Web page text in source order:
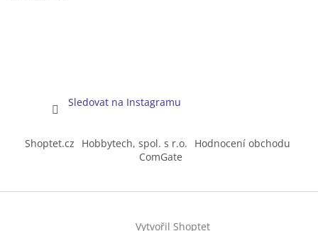
Sledovat na Instagramu
Shoptet.cz Hobbytech, spol. s r.o.
Hodnocení obchodu
ComGate
Vytvořil Shoptet